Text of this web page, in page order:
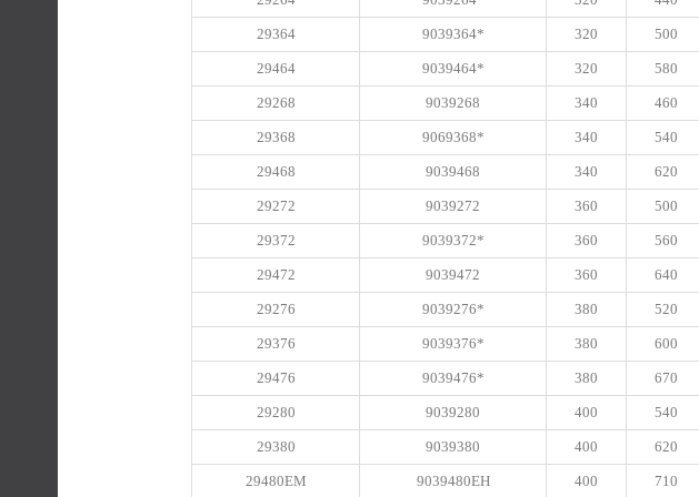
29364 9039364* 320 500
29464 9039464* 320 580
29268 9039268 340 460
29368 9069368* 340 540
29468 9039468 340 620
29272 9039272 360 500
29372 9039372* 360 560
29472 9039472 360 640
29276 9039276* 380 520
29376 9039376* 380 600
29476 9039476* 380 670
29280 9039280 400 540
29380 9039380 400 620
29480EM 9039480EH 400 710